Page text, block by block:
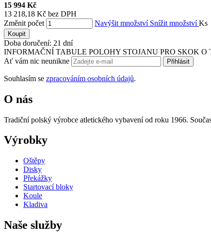
15 994 Kč
13 218,18 Kč bez DPH
Změnit počet
Navýšit množství Snížit množstvíKs
Koupit
Doba doručení: 21 dní
INFORMAČNÍ TABULE POLOHY STOJANU PRO SKOK O
Ať vám nic neunikne
Přihlásit
Souhlasím se zpracováním osobních údajů.
O nás
Tradiční polský výrobce atletického vybavení od roku 1966.
Výrobky
Oštěpy
Disky
Překážky
Startovací bloky
Koule
Kladiva
Naše služby